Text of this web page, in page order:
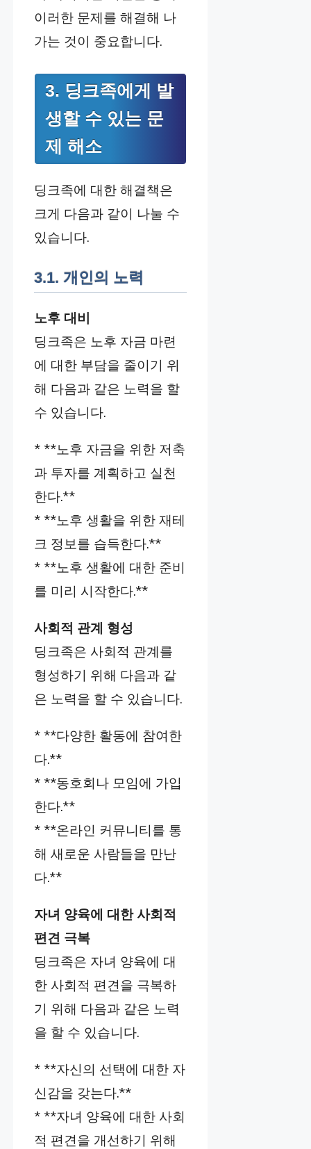
이러한 문제를 해결해 나
가는 것이 중요합니다.
3. 딩크족에게 발
생할 수 있는 문
제 해소
딩크족에 대한 해결책은
크게 다음과 같이 나눌 수
있습니다.
3.1. 개인의 노력
노후 대비
딩크족은 노후 자금 마련
에 대한 부담을 줄이기 위
해 다음과 같은 노력을 할
수 있습니다.
* **노후 자금을 위한 저축
과 투자를 계획하고 실천
한다.**
* **노후 생활을 위한 재테
크 정보를 습득한다.**
* **노후 생활에 대한 준비
를 미리 시작한다.**
사회적 관계 형성
딩크족은 사회적 관계를
형성하기 위해 다음과 같
은 노력을 할 수 있습니다.
* **다양한 활동에 참여한
다.**
* **동호회나 모임에 가입
한다.**
* **온라인 커뮤니티를 통
해 새로운 사람들을 만난
다.**
자녀 양육에 대한 사회적
편견 극복
딩크족은 자녀 양육에 대
한 사회적 편견을 극복하
기 위해 다음과 같은 노력
을 할 수 있습니다.
* **자신의 선택에 대한 자
신감을 갖는다.**
* **자녀 양육에 대한 사회
적 편견을 개선하기 위해